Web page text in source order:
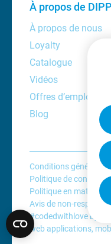
À propos de DIPP
À propos de nous
Loyalty
Catalogue
Vidéos
Offres d’emploi
Blog
Conditions générales
Politique de
Politique en matière
Avis de non-
#codedwithlove by
web applications,